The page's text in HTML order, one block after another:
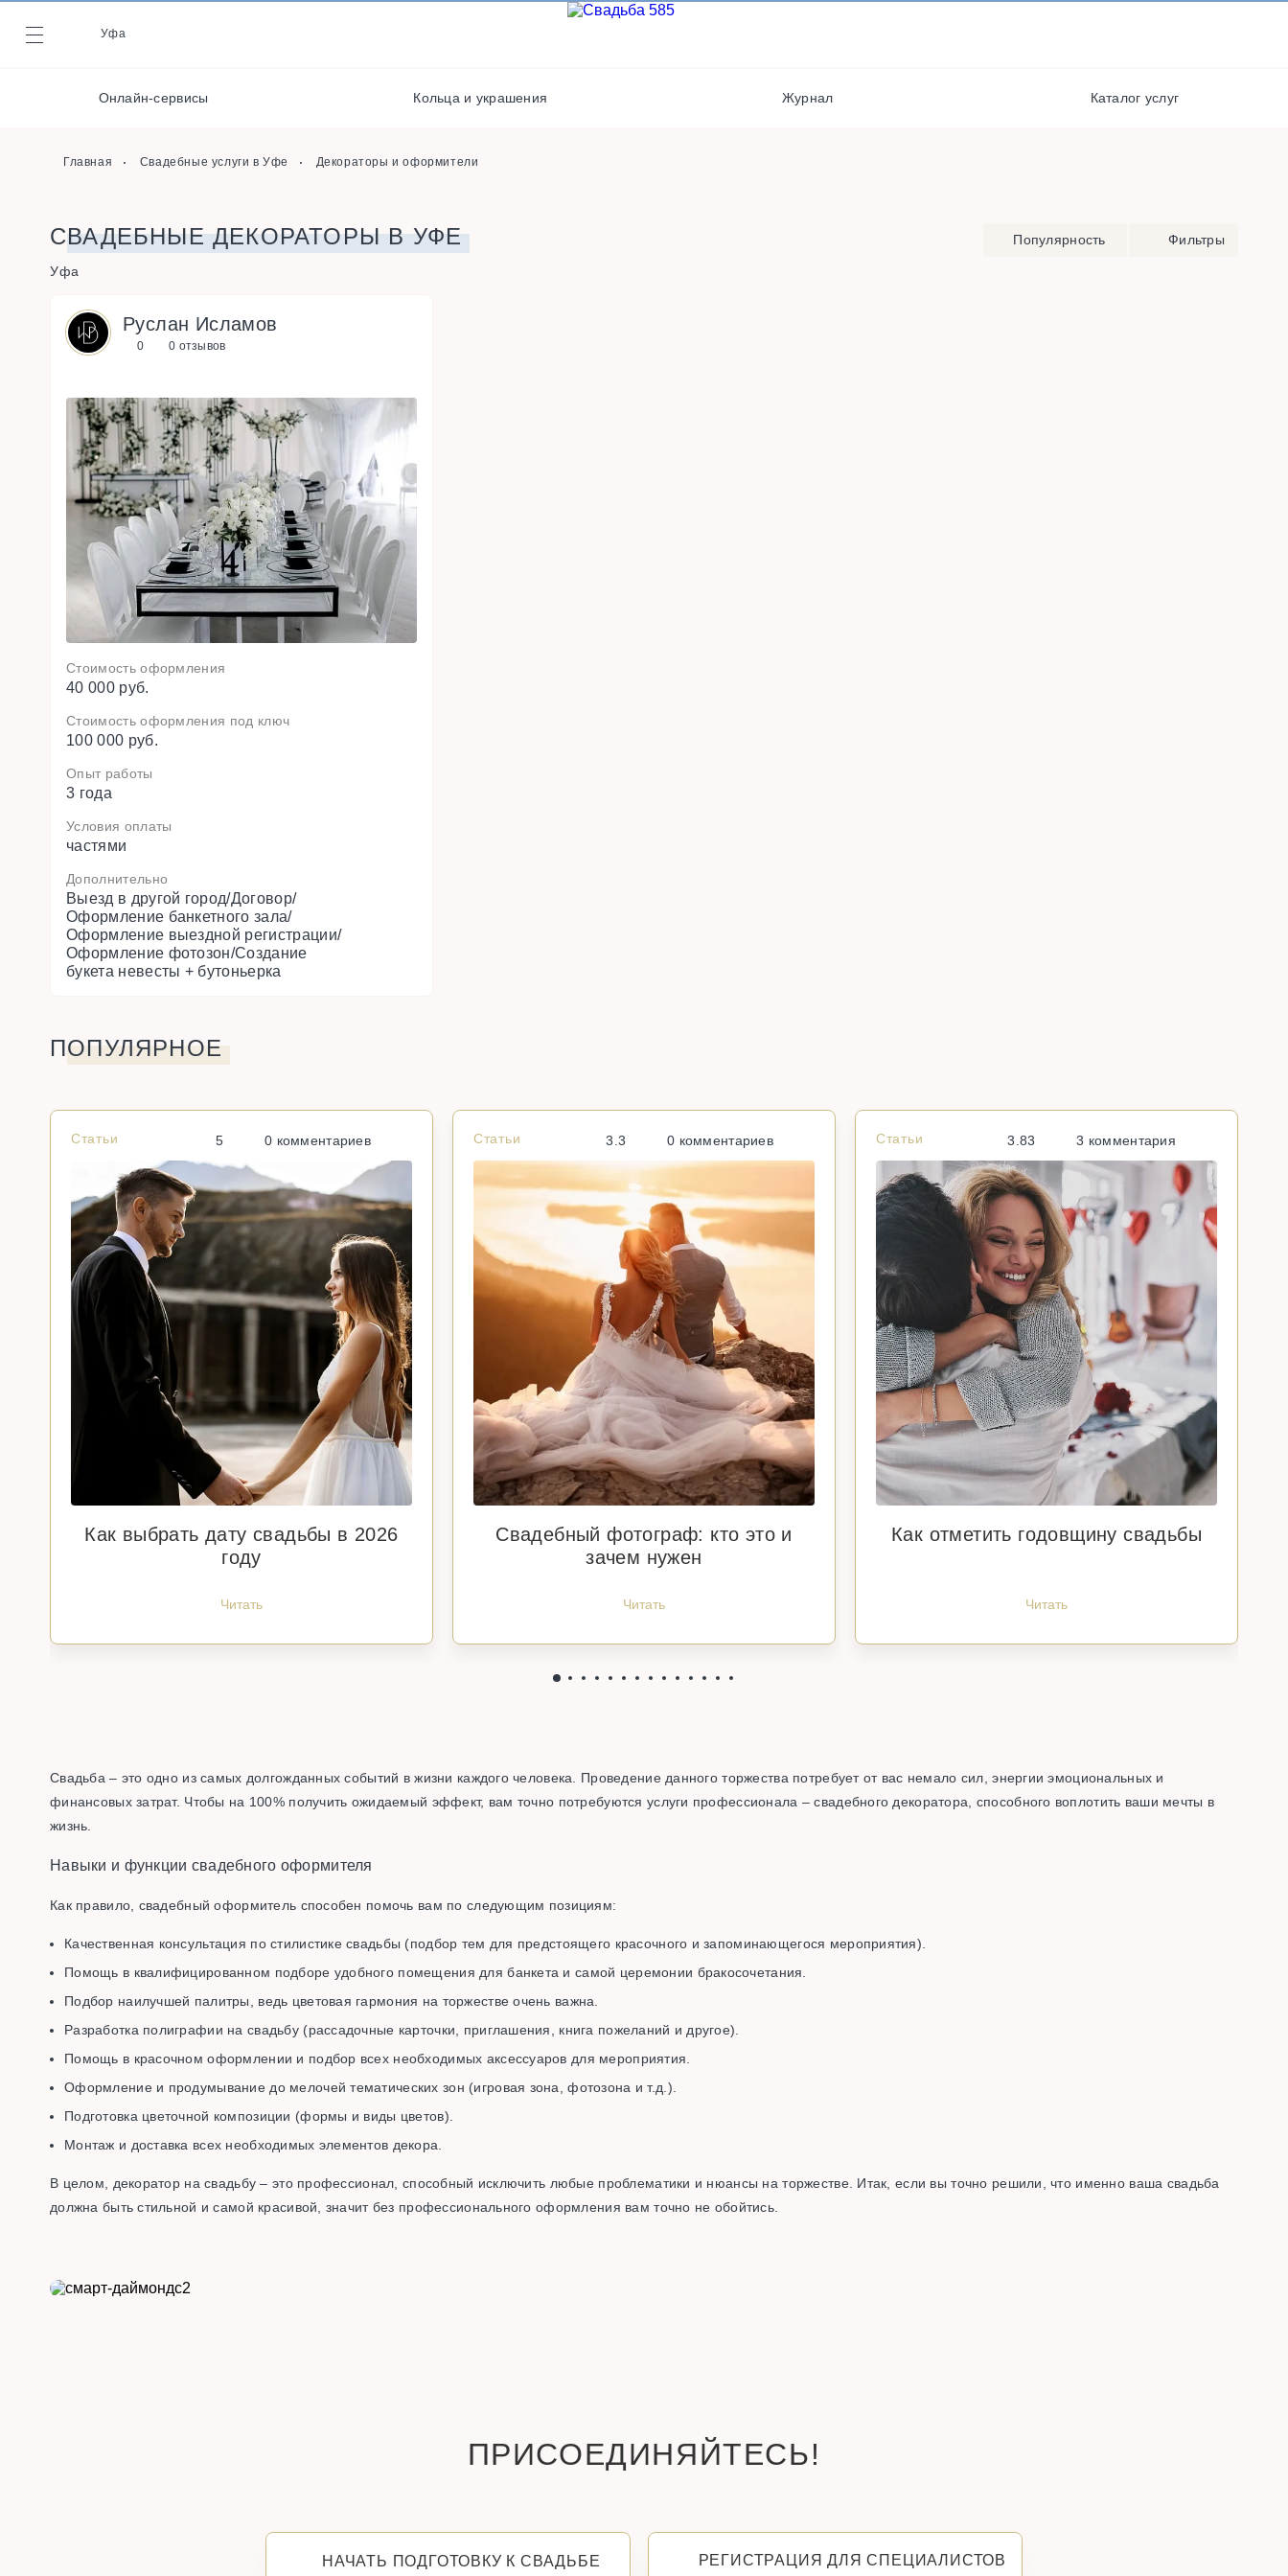
Уфа
Онлайн-сервисы Кольца и украшения Журнал Каталог услуг
Журнал
Онлайн-сервисы
Хореографы
Фотостудии / места для
Главная Свадебные услуги в Уфе Декораторы и оформители
СВАДЕБНЫЕ ДЕКОРАТОРЫ В УФЕ
Уфа
Популярность Фильтры
Руслан Исламов
0 0 отзывов
Стоимость оформления
40 000 руб.
Стоимость оформления под ключ
100 000 руб.
Опыт работы
3 года
Условия оплаты
частями
Дополнительно
Выезд в другой город/Договор/
Оформление банкетного зала/
Оформление выездной регистрации/
Оформление фотозон/Создание
букета невесты + бутоньерка
ПОПУЛЯРНОЕ
Статьи 5 0 комментариев
Как выбрать дату свадьбы в 2026
году
Читать
Статьи 3.3 0 комментариев
Свадебный фотограф: кто это и
зачем нужен
Читать
Статьи 3.83 3 комментария
Как отметить годовщину свадьбы
Читать
Свадьба – это одно из самых долгожданных событий в жизни каждого человека. Проведение данного торжества потребует от вас немало сил, энергии эмоциональных и
финансовых затрат. Чтобы на 100% получить ожидаемый эффект, вам точно потребуются услуги профессионала – свадебного декоратора, способного воплотить ваши мечты в
жизнь.
Навыки и функции свадебного оформителя
Как правило, свадебный оформитель способен помочь вам по следующим позициям:
Качественная консультация по стилистике свадьбы (подбор тем для предстоящего красочного и запоминающегося мероприятия).
Помощь в квалифицированном подборе удобного помещения для банкета и самой церемонии бракосочетания.
Подбор наилучшей палитры, ведь цветовая гармония на торжестве очень важна.
Разработка полиграфии на свадьбу (рассадочные карточки, приглашения, книга пожеланий и другое).
Помощь в красочном оформлении и подбор всех необходимых аксессуаров для мероприятия.
Оформление и продумывание до мелочей тематических зон (игровая зона, фотозона и т.д.).
Подготовка цветочной композиции (формы и виды цветов).
Монтаж и доставка всех необходимых элементов декора.
В целом, декоратор на свадьбу – это профессионал, способный исключить любые проблематики и нюансы на торжестве. Итак, если вы точно решили, что именно ваша свадьба
должна быть стильной и самой красивой, значит без профессионального оформления вам точно не обойтись.
ПРИСОЕДИНЯЙТЕСЬ!
НАЧАТЬ ПОДГОТОВКУ К СВАДЬБЕ РЕГИСТРАЦИЯ ДЛЯ СПЕЦИАЛИСТОВ